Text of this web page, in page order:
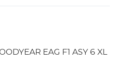
EAG F1 ASY 6 XL